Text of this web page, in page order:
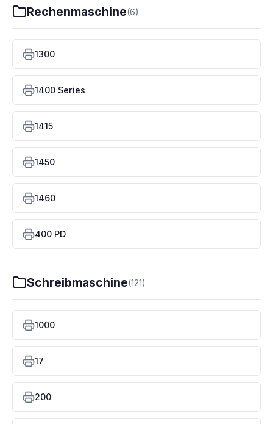
Rechenmaschine(6)
1300
1400 Series
1415
1450
1460
400 PD
Schreibmaschine(121)
1000
17
200